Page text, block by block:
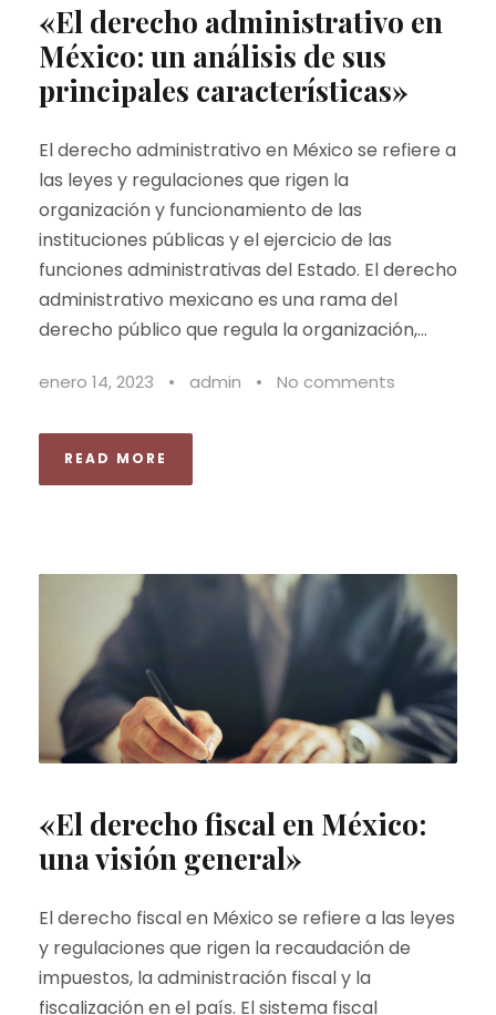
«El derecho administrativo en
México: un análisis de sus
principales características»
El derecho administrativo en México se refiere a
las leyes y regulaciones que rigen la
organización y funcionamiento de las
instituciones públicas y el ejercicio de las
funciones administrativas del Estado. El derecho
administrativo mexicano es una rama del
derecho público que regula la organización,...
enero 14, 2023 • admin • No comments
READ MORE
«El derecho fiscal en México:
una visión general»
El derecho fiscal en México se refiere a las leyes
y regulaciones que rigen la recaudación de
impuestos, la administración fiscal y la
fiscalización en el país. El sistema fiscal